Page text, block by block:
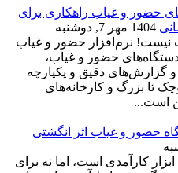
حضور و غیاب راهکاری برای
1404 مهر 7, دوشنبه
نرم‌افزار حضور و غیاب
دستگاه‌های حضور و غیاب،
گزارش‌های دقیق و یکپارچه
تا بزرگ و کارخانه‌های
است...
حضور و غیاب اثر انگشتی
کارآمدی است، اما نه برای